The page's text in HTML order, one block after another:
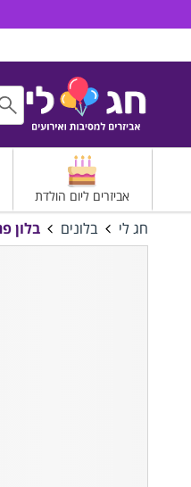
אביזרים ליום הולדת
חג לי בלונים בלון